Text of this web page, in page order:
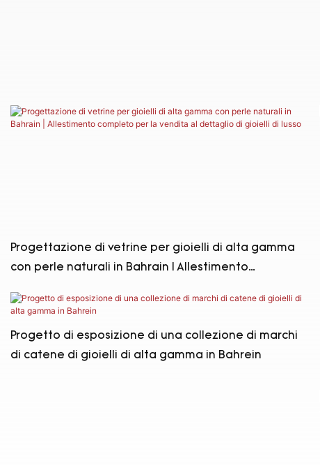
Progettazione di vetrine per gioielli di alta gamma
con perle naturali in Bahrain | Allestimento
lusso
Progetto di esposizione di una collezione di marchi
di catene di gioielli di alta gamma in Bahrein